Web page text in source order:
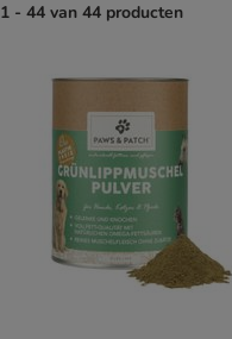
1 - 44 van 44 producten